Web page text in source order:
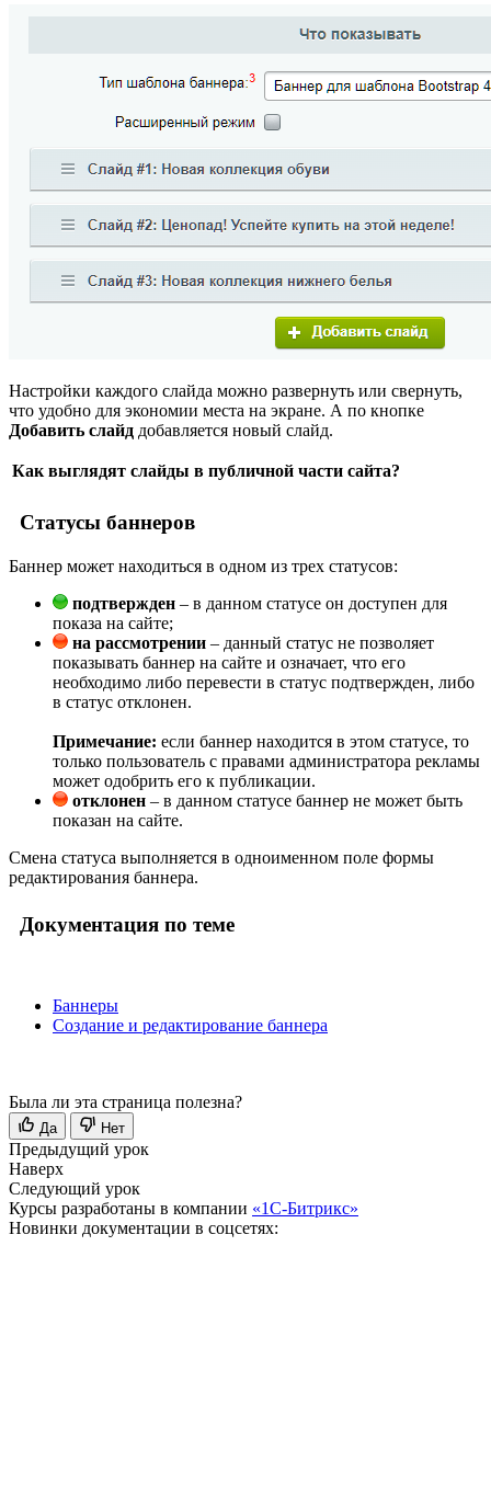
Настройки каждого слайда можно развернуть или свернуть,
что удобно для экономии места на экране. А по кнопке
Добавить слайд добавляется новый слайд.
Как выглядят слайды в публичной части сайта?
Статусы баннеров
Баннер может находиться в одном из трех статусов:
подтвержден – в данном статусе он доступен для
показа на сайте;
на рассмотрении – данный статус не позволяет
показывать баннер на сайте и означает, что его
необходимо либо перевести в статус подтвержден, либо
в статус отклонен.
Примечание: если баннер находится в этом статусе, то
только пользователь с правами администратора рекламы
может одобрить его к публикации.
отклонен – в данном статусе баннер не может быть
показан на сайте.
Смена статуса выполняется в одноименном поле формы
редактирования баннера.
Документация по теме
Баннеры
Создание и редактирование баннера
Была ли эта страница полезна?
Да Нет
Предыдущий урок
Наверх
Следующий урок
Курсы разработаны в компании «1С-Битрикс»
Новинки документации в соцсетях: